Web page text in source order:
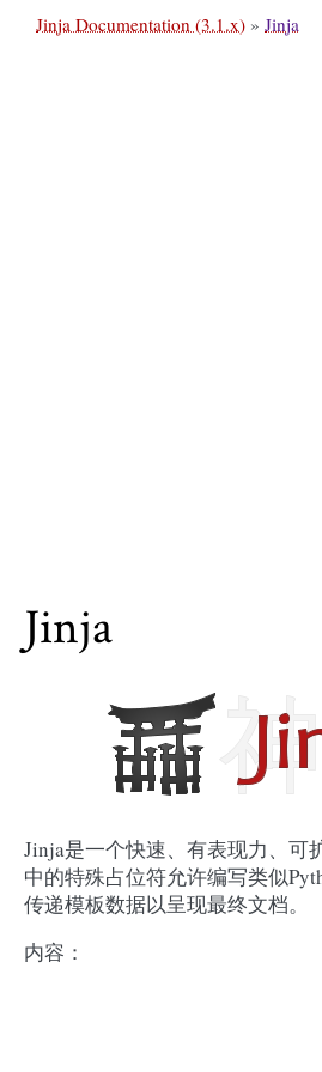
Jinja Documentation (3.1.x) » Jinja
Jinja
Jinja是一个快速、有表现力、可
中的特殊占位符允许编写类似
传递模板数据以呈现最终文档。
内容：